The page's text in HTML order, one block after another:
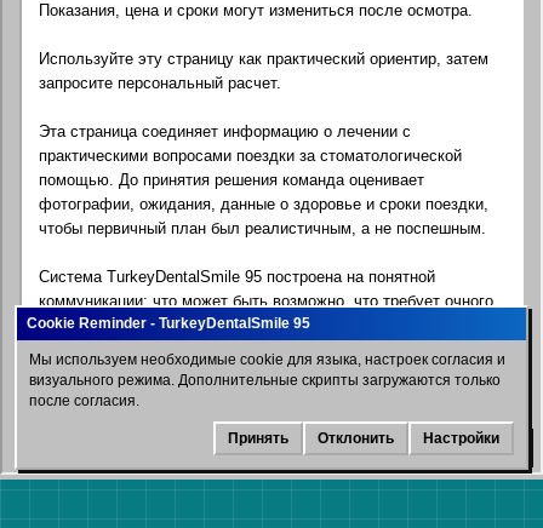
Показания, цена и сроки могут измениться после осмотра.
Используйте эту страницу как практический ориентир, затем
запросите персональный расчет.
Эта страница соединяет информацию о лечении с
практическими вопросами поездки за стоматологической
помощью. До принятия решения команда оценивает
фотографии, ожидания, данные о здоровье и сроки поездки,
чтобы первичный план был реалистичным, а не поспешным.
Система TurkeyDentalSmile 95 построена на понятной
коммуникации: что может быть возможно, что требует очного
осмотра, какие факторы влияют на сроки и какие вопросы
лучше уточнить до покупки билетов. Онлайн-информация
помогает подготовиться, но не заменяет профессиональный
стоматологический осмотр.
Для иностранных пациентов планирование обычно включает
показания к лечению, последовательность визитов, время
восстановления, координацию отеля и трансферов, языковую
поддержку и рекомендации по уходу. Срок лечения и поездки
WhatsApp
Мы используем необходимые cookie для языка, настроек согласия и
визуального режима. Дополнительные скрипты загружаются только
после согласия.
Принять Отклонить Настройки